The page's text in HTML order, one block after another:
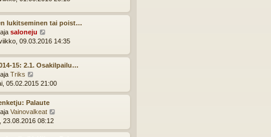
s
i
t
ä
u
i
v
s
t
i
lukitseminen tai poist…
saloneju
ä
t
ä
u
s
i
n
v
i
09.03.2016 14:35
15: 2.1. Osakilpailu…
Triks
ä
y
t
ä
u
u
05.02.2015 21:00
Palaute
Vainovalkeat
y
23.08.2016 08:12